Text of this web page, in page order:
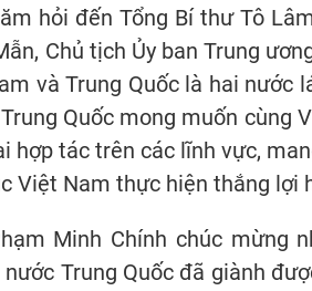
hỏi đến Tổng Bí thư Tô
Chủ tịch Ủy ban Trung
và Trung Quốc là hai nước
Quốc mong muốn cùng
hợp tác trên các lĩnh vực,
Việt Nam thực hiện thắng lợi
Minh Chính chúc mừng
Trung Quốc đã giành